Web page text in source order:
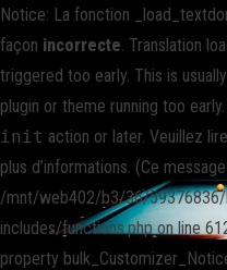
Notice: La fonction
façon incorrecte. Translation
triggered too early. This is
plugin or theme running too
init action or later. Veuillez lire
plus d’informations. (Ce
/mnt/web402/b3/36/
includes/functions.php on line
property